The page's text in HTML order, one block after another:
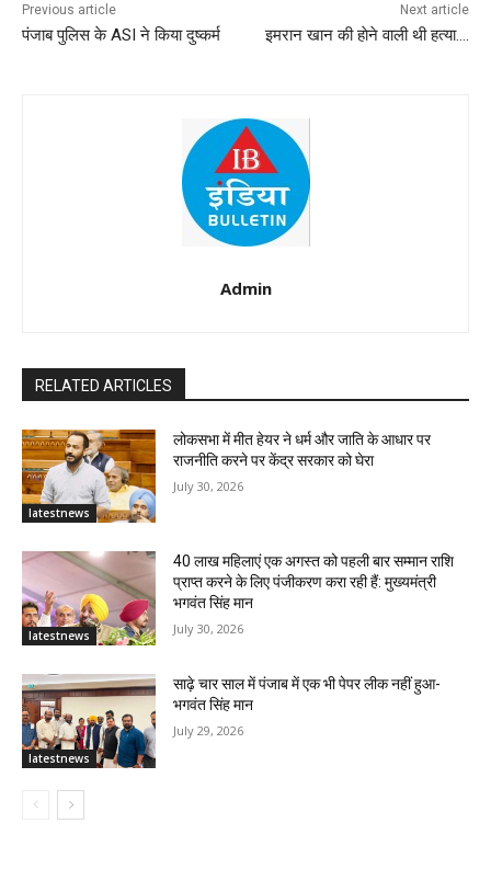
Previous article
पंजाब पुलिस के ASI ने किया दुष्कर्म
Next article
इमरान खान की हाेने वाली थी हत्या….
Admin
RELATED ARTICLES
latestnews
लोकसभा में मीत हेयर ने धर्म और जाति के आधार पर
राजनीति करने पर केंद्र सरकार को घेरा
July 30, 2026
latestnews
40 लाख महिलाएं एक अगस्त को पहली बार सम्मान राशि
प्राप्त करने के लिए पंजीकरण करा रही हैं: मुख्यमंत्री
भगवंत सिंह मान
July 30, 2026
latestnews
साढ़े चार साल में पंजाब में एक भी पेपर लीक नहीं हुआ-
भगवंत सिंह मान
July 29, 2026